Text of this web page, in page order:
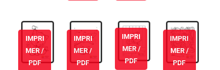
IMPRI
MER /
PDF
IMPRI
MER /
PDF
IMPRI
MER /
PDF
IMPRI
MER /
PDF